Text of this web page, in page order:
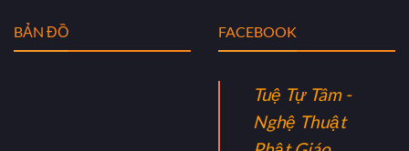
BẢN ĐỒ FACEBOOK
Tuệ Tự Tâm -
Nghệ Thuật